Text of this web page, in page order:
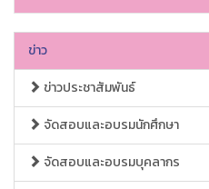
ข่าว
ข่าวประชาสัมพันธ์
จัดสอบและอบรมนักศึกษา
จัดสอบและอบรมบุคลากร